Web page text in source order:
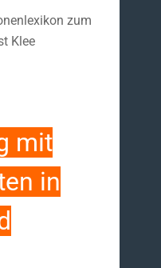
zum
Klee
mit
in